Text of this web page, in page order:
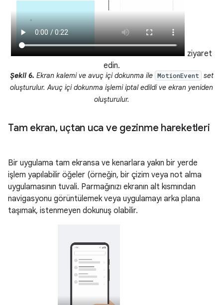
ziyaret
edin.
Şekil 6. Ekran kalemi ve avuç içi dokunma ile MotionEvent
set
oluşturulur. Avuç içi dokunma işlemi iptal edildi ve ekran yeniden
oluşturulur.
Tam ekran, uçtan uca ve gezinme hareketleri
Bir uygulama tam ekransa ve kenarlara yakın bir yerde
işlem yapılabilir öğeler (örneğin, bir çizim veya not alma
uygulamasının tuvali. Parmağınızı ekranın alt kısmından
navigasyonu görüntülemek veya uygulamayı arka plana
taşımak, istenmeyen dokunuş olabilir.